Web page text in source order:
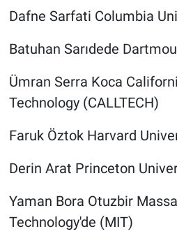
Dafne Sarfati Columbia
Batuhan Sarıdede
Ümran Serra Koca
Technology (CALLTECH)
Faruk Öztok Harvard
Derin Arat Princeton
Yaman Bora Otuzbir
Technology'de (MIT)